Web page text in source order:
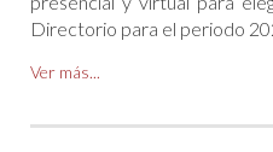
Directorio para el periodo
Ver más...